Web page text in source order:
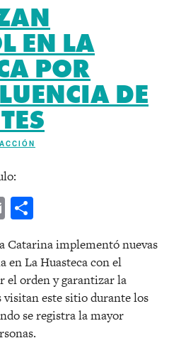
EN LA
POR
DE
Email
Catarina implementó nuevas
en La Huasteca con el
el orden y garantizar la
visitan este sitio durante los
se registra la mayor